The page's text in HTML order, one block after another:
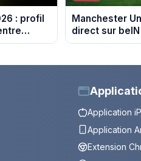
: profil
Manchester
direct sur
Application
Application
Extension